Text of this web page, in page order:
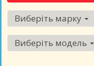
Виберіть марку
Виберіть модель